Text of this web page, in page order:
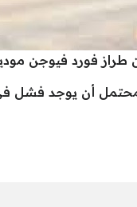
أن يوجد فشل